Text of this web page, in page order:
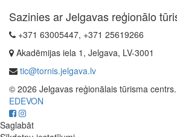
Sazinies ar Jelgavas reģionālo
+371 63005447, +371 25619266
Akadēmijas iela 1, Jelgava, LV-3001
tic@tornis.jelgava.lv
© 2026 Jelgavas reģionālais tūrisma
EDEVON
Saglabāt